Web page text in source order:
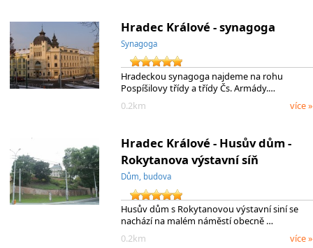
Hradec Králové - synagoga
Synagoga
Hradeckou synagoga najdeme na rohu
Pospíšilovy třídy a třídy Čs. Armády.…
0.2km
více »
Hradec Králové - Husův dům -
Rokytanova výstavní síň
Dům, budova
Husův dům s Rokytanovou výstavní siní se
nachází na malém náměstí obecně …
0.2km
více »